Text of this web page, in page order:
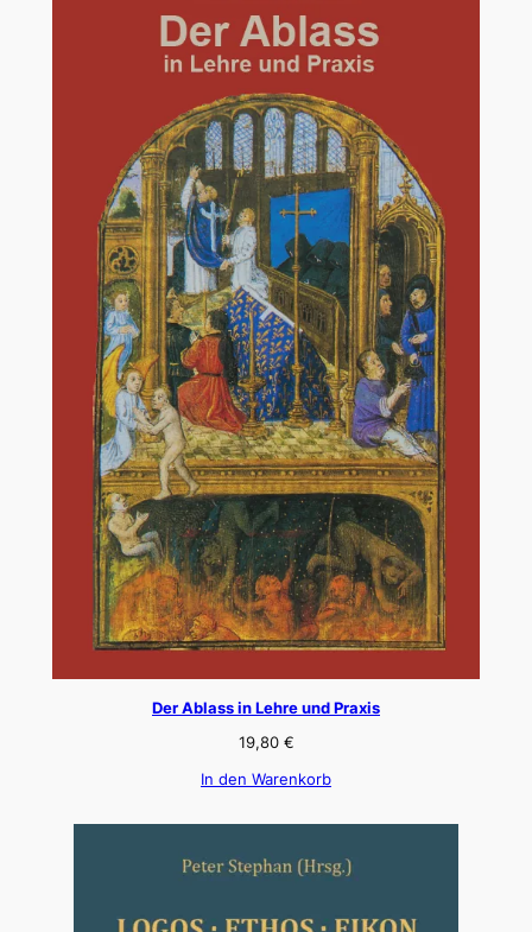
Der Ablass in Lehre und Praxis
19,80 €
In den Warenkorb